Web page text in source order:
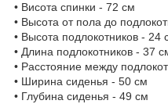
• Висота спинки - 72 см
• Высота от пола до
• Высота подлокотников - 24
• Длина подлокотников - 37
• Расстояние между
• Ширина сиденья - 50 см
• Глубина сиденья - 49 см